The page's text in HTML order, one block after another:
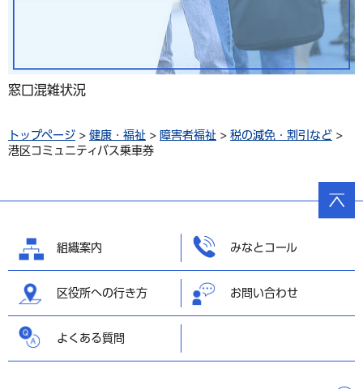
窓口混雑状況
トップページ > 健康・福祉 > 障害者福祉 > 税の減免・割引など >
港区コミュニティバス乗車券
組織案内 みなとコール
区役所への行き方 お問い合わせ
よくある質問
ページ
の先頭